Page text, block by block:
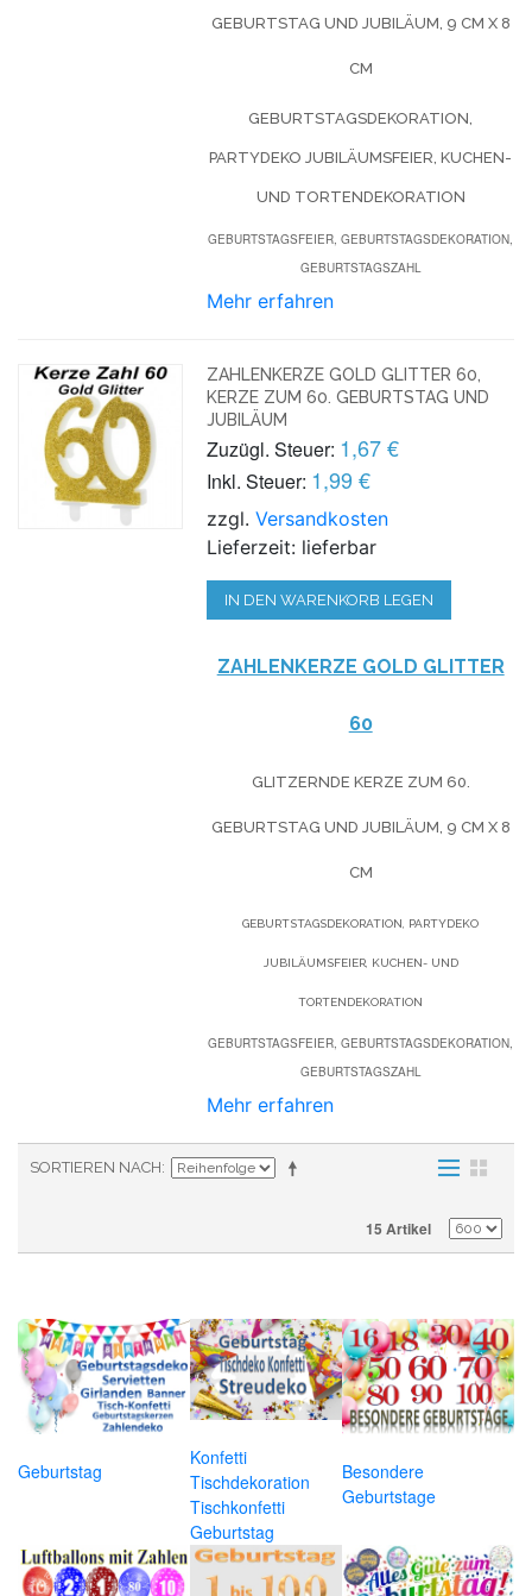
GEBURTSTAG UND JUBILÄUM, 9 CM X 8
CM
GEBURTSTAGSDEKORATION,
PARTYDEKO JUBILÄUMSFEIER, KUCHEN-
UND TORTENDEKORATION
GEBURTSTAGSFEIER, GEBURTSTAGSDEKORATION,
GEBURTSTAGSZAHL
Mehr erfahren
ZAHLENKERZE GOLD GLITTER 60,
KERZE ZUM 60. GEBURTSTAG UND
JUBILÄUM
Zuzügl. Steuer: 1,67 €
Inkl. Steuer: 1,99 €
zzgl.Versandkosten
Lieferzeit: lieferbar
IN DEN WARENKORB LEGEN
ZAHLENKERZE GOLD GLITTER
60
GLITZERNDE KERZE ZUM 60.
GEBURTSTAG UND JUBILÄUM, 9 CM X 8
CM
GEBURTSTAGSDEKORATION, PARTYDEKO
JUBILÄUMSFEIER, KUCHEN- UND
TORTENDEKORATION
GEBURTSTAGSFEIER, GEBURTSTAGSDEKORATION,
GEBURTSTAGSZAHL
Mehr erfahren
SORTIEREN NACH
15 Artikel
Geburtstag
Konfetti
Tischdekoration
Tischkonfetti
Geburtstag
Besondere
Geburtstage